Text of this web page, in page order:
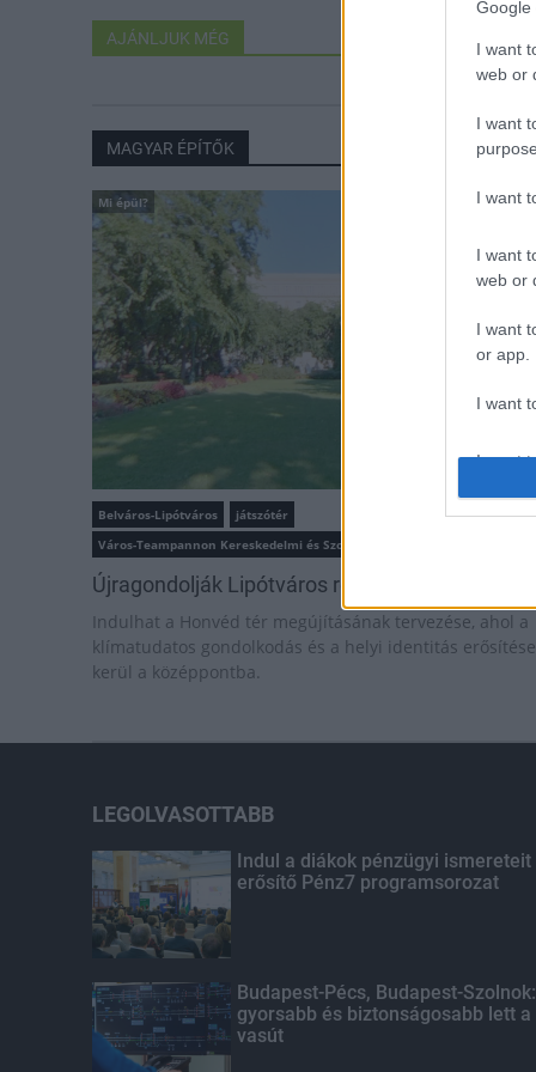
Google
I want
web or
I want
I want
I want
web or
I want
or app.
I want
I want
AJÁNLJUK MÉG
MAGYAR ÉPÍTŐK
Mi épül?
Belváros-Lipótváros
játszótér
Város-Teampannon Kereskedelmi és Szolgáltató Kft.
Újragondolják Lipótváros rejtett, zöld parkját
Indulhat a Honvéd tér megújításának tervezése, ahol a
klímatudatos gondolkodás és a helyi identitás erősítése
kerül a középpontba.
LEGOLVASOTTABB
Indul a diákok pénzügyi ismereteit
erősítő Pénz7 programsorozat
Budapest-Pécs, Budapest-Szolnok:
gyorsabb és biztonságosabb lett a
vasút